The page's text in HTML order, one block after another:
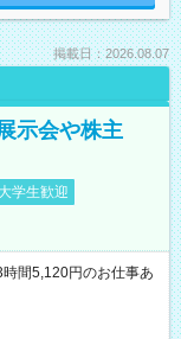
掲載日：2026.08.07
示会や株主
大学生歓迎
間5,120円のお仕事あ